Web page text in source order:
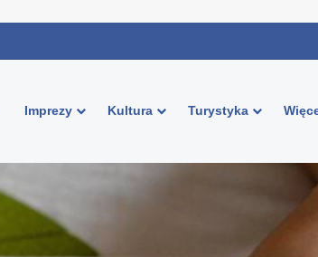
Imprezy Kultura Turystyka